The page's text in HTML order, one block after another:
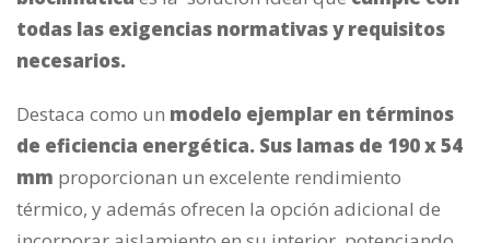
todas las exigencias normativas y requisitos
necesarios.
Destaca como un modelo ejemplar en términos
de eficiencia energética. Sus lamas de 190 x 54
mm proporcionan un excelente rendimiento
térmico, y además ofrecen la opción adicional de